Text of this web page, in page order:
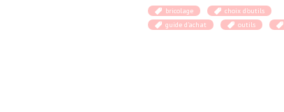
bricolage
choix d'outils
guide d’achat
outils